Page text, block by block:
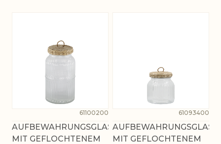
61100200
AUFBEWAHRUNGSGLAS
MIT GEFLOCHTENEM
61093400
AUFBEWAHRUNGSGLAS
MIT GEFLOCHTENEM